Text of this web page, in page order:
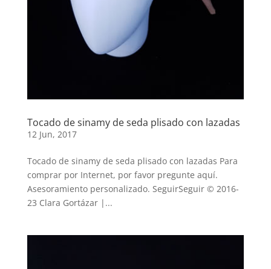
Tocado de sinamy de seda plisado con lazadas
12 Jun, 2017
Tocado de sinamy de seda plisado con lazadas Para
comprar por Internet, por favor pregunte aquí.
Asesoramiento personalizado. SeguirSeguir © 2016-
23 Clara Gortázar |...